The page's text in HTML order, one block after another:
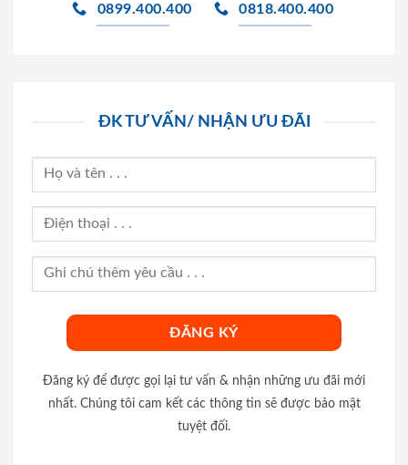
0899.400.400 0818.400.400
ĐK TƯ VẤN/ NHẬN ƯU ĐÃI
Đăng ký để được gọi lại tư vấn & nhận những ưu đãi mới
nhất. Chúng tôi cam kết các thông tin sẽ được bảo mật
tuyệt đối.